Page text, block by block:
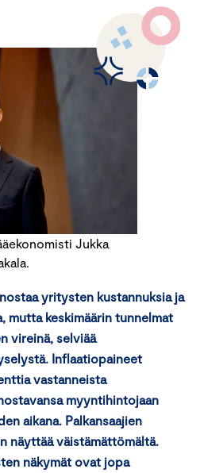
Jukka
yritysten kustannuksia ja
mutta keskimäärin tunnelmat
vireinä, selviää
Inflaatiopaineet
vastanneista
myyntihintojaan
aikana. Palkansaajien
näyttää väistämättömältä.
näkymät ovat jopa